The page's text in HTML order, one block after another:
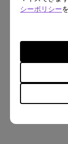
シーポリシー
「ワイヤレス